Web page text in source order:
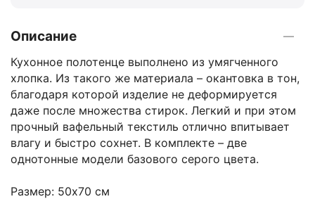
Описание
Кухонное полотенце выполнено из умягченного
хлопка. Из такого же материала – окантовка в тон,
благодаря которой изделие не деформируется
даже после множества стирок. Легкий и при этом
прочный вафельный текстиль отлично впитывает
влагу и быстро сохнет. В комплекте – две
однотонные модели базового серого цвета.
Размер: 50х70 см